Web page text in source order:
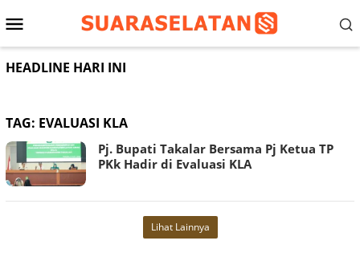
ke
Menu
Mobile
HEADLINE HARI INI
TAG: EVALUASI KLA
Pj. Bupati Takalar Bersama Pj Ketua TP
PKk Hadir di Evaluasi KLA
Lihat Lainnya